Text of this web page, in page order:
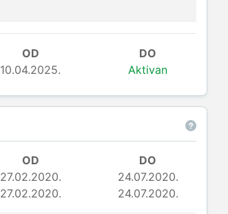
OD
DO
10.04.2025. Aktivan
OD
DO
27.02.2020.
24.07.2020.
27.02.2020. 24.07.2020.